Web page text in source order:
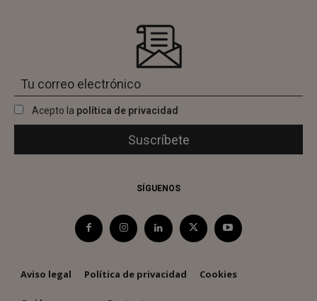
Acepto la política de privacidad
SÍGUENOS
Aviso legal Política de privacidad Cookies